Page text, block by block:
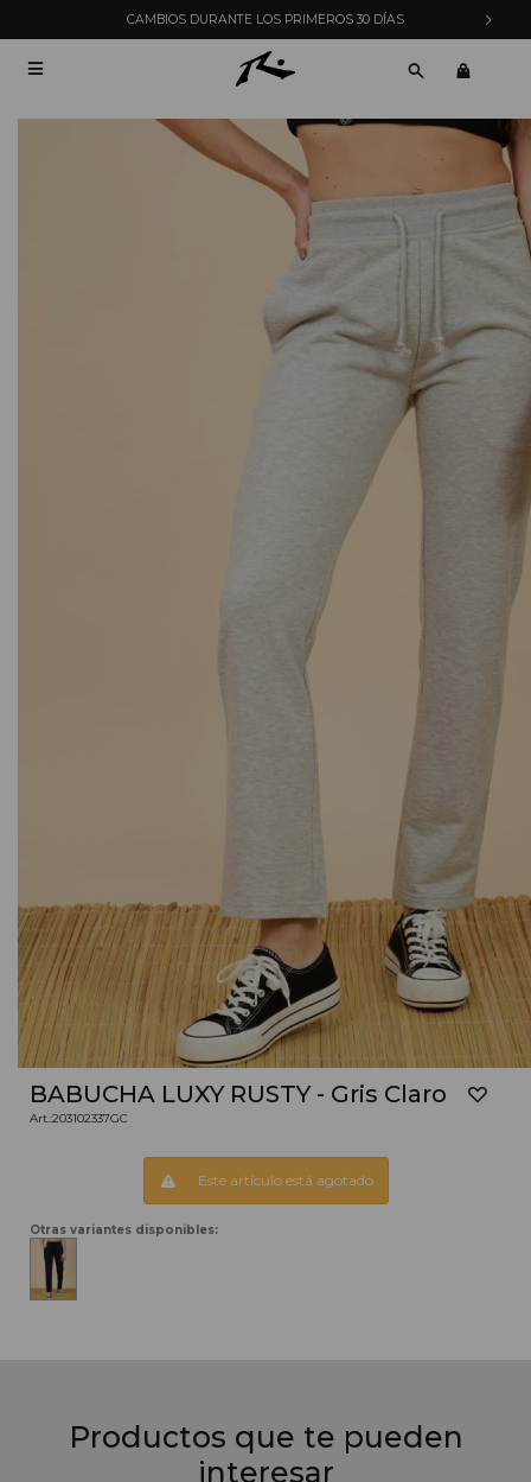
CAMBIOS DURANTE LOS PRIMEROS 30 DÍAS

BABUCHA LUXY RUSTY - Gris Claro
203102337GC
Este artículo está agotado.
Otras variantes disponibles:
Productos que te pueden
interesar